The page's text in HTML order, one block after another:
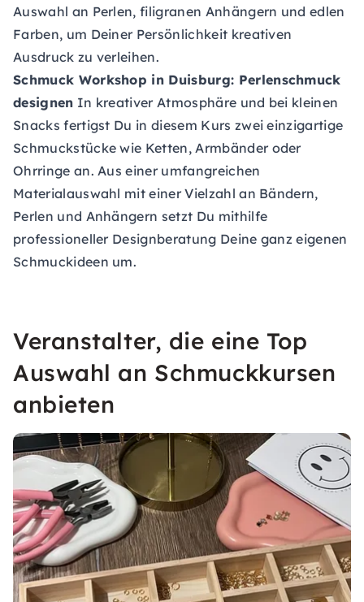
Auswahl an Perlen, filigranen Anhängern und edlen
Farben, um Deiner Persönlichkeit kreativen
Ausdruck zu verleihen.
Schmuck Workshop in Duisburg: Perlenschmuck
designen In kreativer Atmosphäre und bei kleinen
Snacks fertigst Du in diesem Kurs zwei einzigartige
Schmuckstücke wie Ketten, Armbänder oder
Ohrringe an. Aus einer umfangreichen
Materialauswahl mit einer Vielzahl an Bändern,
Perlen und Anhängern setzt Du mithilfe
professioneller Designberatung Deine ganz eigenen
Schmuckideen um.
Veranstalter, die eine Top
Auswahl an Schmuckkursen
anbieten